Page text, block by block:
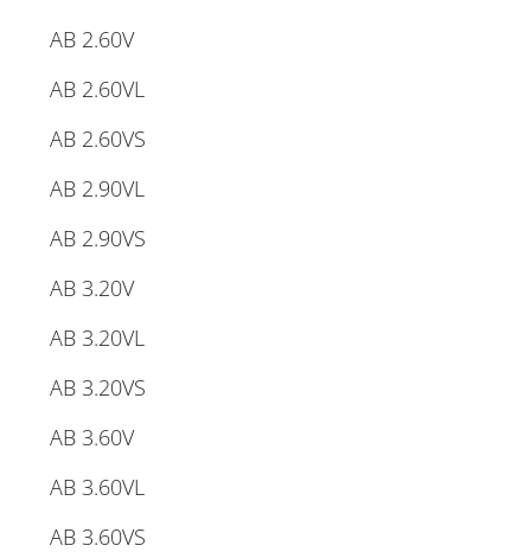
AB 2.60V
AB 2.60VL
AB 2.60VS
AB 2.90VL
AB 2.90VS
AB 3.20V
AB 3.20VL
AB 3.20VS
AB 3.60V
AB 3.60VL
AB 3.60VS